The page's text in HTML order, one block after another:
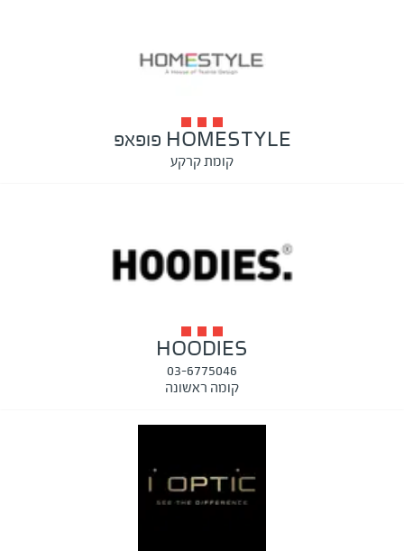
HOMESTYLE פופאפ
קומת קרקע
HOODIES
03-6775046
קומה ראשונה